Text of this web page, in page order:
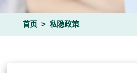
首页 私隐政策